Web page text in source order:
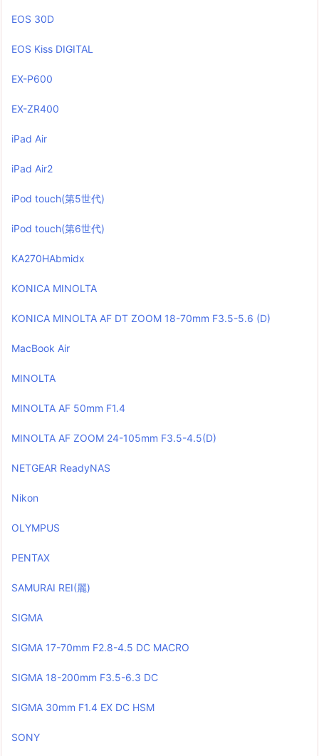
EOS 30D
EOS Kiss DIGITAL
EX-P600
EX-ZR400
iPad Air
iPad Air2
iPod touch(第5世代)
iPod touch(第6世代)
KA270HAbmidx
KONICA MINOLTA
KONICA MINOLTA AF DT ZOOM 18-70mm F3.5-5.6 (D)
MacBook Air
MINOLTA
MINOLTA AF 50mm F1.4
MINOLTA AF ZOOM 24-105mm F3.5-4.5(D)
NETGEAR ReadyNAS
Nikon
OLYMPUS
PENTAX
SAMURAI REI(麗)
SIGMA
SIGMA 17-70mm F2.8-4.5 DC MACRO
SIGMA 18-200mm F3.5-6.3 DC
SIGMA 30mm F1.4 EX DC HSM
SONY